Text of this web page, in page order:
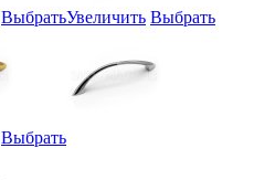
ВыбратьУвеличить Выбрать
Выбрать